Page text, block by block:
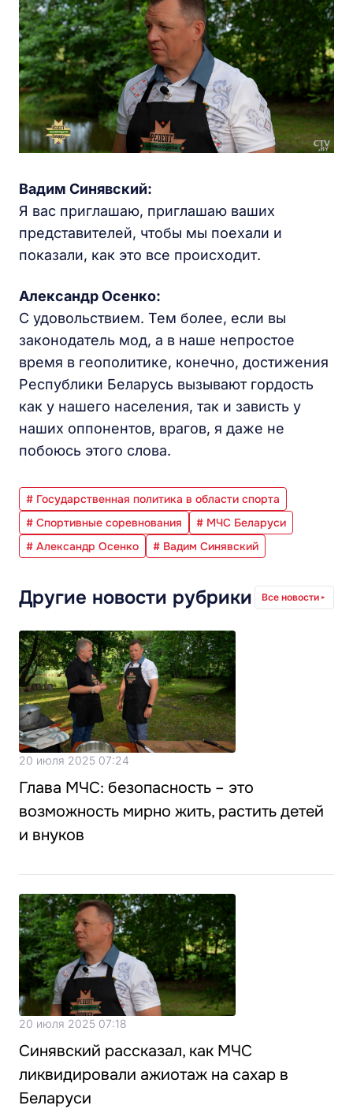
Вадим Синявский:
Я вас приглашаю, приглашаю ваших
представителей, чтобы мы поехали и
показали, как это все происходит.
Александр Осенко:
С удовольствием. Тем более, если вы
законодатель мод, а в наше непростое
время в геополитике, конечно, достижения
Республики Беларусь вызывают гордость
как у нашего населения, так и зависть у
наших оппонентов, врагов, я даже не
побоюсь этого слова.
# Государственная политика в области спорта
# Спортивные соревнования
# МЧС Беларуси
# Александр Осенко
# Вадим Синявский
Другие новости рубрики Все новости
20 июля 2025 07:24
Глава МЧС: безопасность – это
возможность мирно жить, растить детей
и внуков
20 июля 2025 07:18
Синявский рассказал, как МЧС
ликвидировали ажиотаж на сахар в
Беларуси